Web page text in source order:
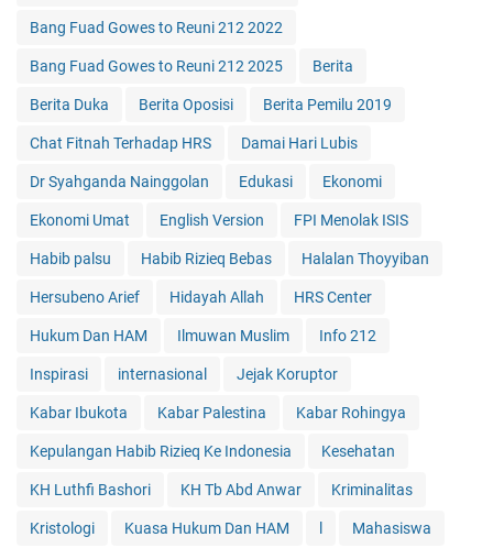
Bang Fuad Gowes to Reuni 212 2022
Bang Fuad Gowes to Reuni 212 2025 Berita
Berita Duka Berita Oposisi Berita Pemilu 2019
Chat Fitnah Terhadap HRS Damai Hari Lubis
Dr Syahganda Nainggolan Edukasi Ekonomi
Ekonomi Umat English Version FPI Menolak ISIS
Habib palsu Habib Rizieq Bebas Halalan Thoyyiban
Hersubeno Arief Hidayah Allah HRS Center
Hukum Dan HAM Ilmuwan Muslim Info 212
Inspirasi internasional Jejak Koruptor
Kabar Ibukota Kabar Palestina Kabar Rohingya
Kepulangan Habib Rizieq Ke Indonesia Kesehatan
KH Luthfi Bashori KH Tb Abd Anwar Kriminalitas
Kristologi Kuasa Hukum Dan HAM Mahasiswa